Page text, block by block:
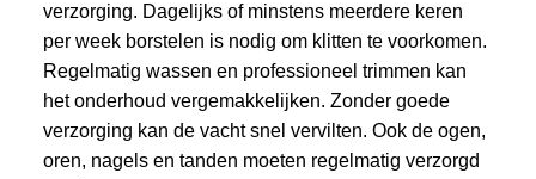
verzorging. Dagelijks of minstens meerdere keren
per week borstelen is nodig om klitten te voorkomen.
Regelmatig wassen en professioneel trimmen kan
het onderhoud vergemakkelijken. Zonder goede
verzorging kan de vacht snel vervilten. Ook de ogen,
oren, nagels en tanden moeten regelmatig verzorgd